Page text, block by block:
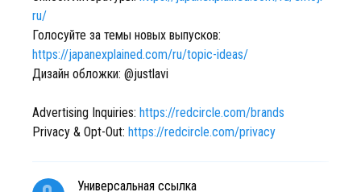
ru/
Голосуйте за темы новых выпусков:
https://japanexplained.com/ru/topic-ideas/
Дизайн обложки: @justlavi
Advertising Inquiries: https://redcircle.com/brands
Privacy & Opt-Out: https://redcircle.com/privacy
Универсальная ссылка